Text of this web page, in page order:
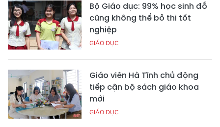
Bộ Giáo dục: 99% học sinh đỗ
cũng không thể bỏ thi tốt
nghiệp
GIÁO DỤC
Giáo viên Hà Tĩnh chủ động
tiếp cận bộ sách giáo khoa
mới
GIÁO DỤC